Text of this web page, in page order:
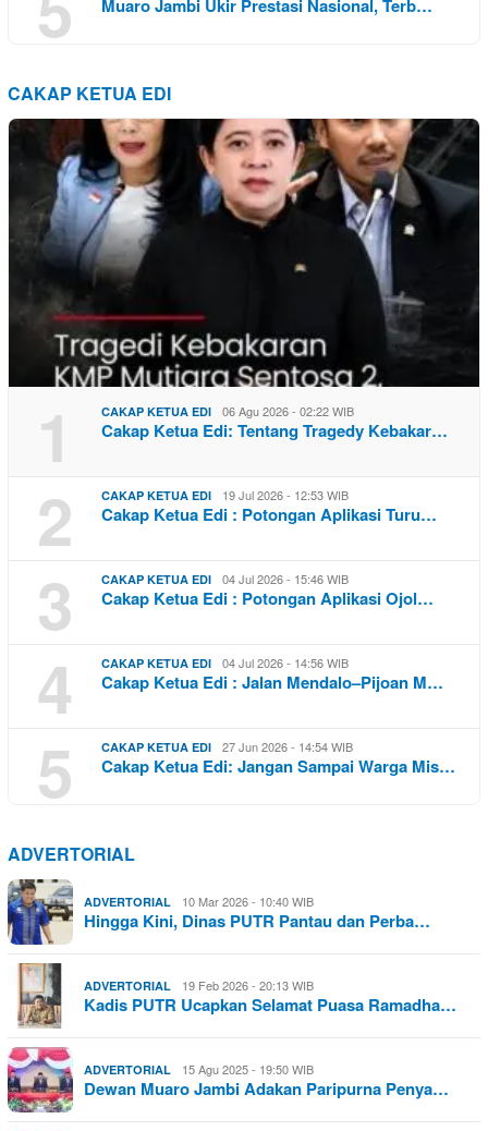
Muaro Jambi Ukir Prestasi Nasional, Terb…
CAKAP KETUA EDI
1 CAKAP KETUA EDI 06 Agu 2026 - 02:22 WIB
Cakap Ketua Edi: Tentang Tragedy Kebakar…
2 CAKAP KETUA EDI 19 Jul 2026 - 12:53 WIB
Cakap Ketua Edi : Potongan Aplikasi Turu…
3 CAKAP KETUA EDI 04 Jul 2026 - 15:46 WIB
Cakap Ketua Edi : Potongan Aplikasi Ojol…
4 CAKAP KETUA EDI 04 Jul 2026 - 14:56 WIB
Cakap Ketua Edi : Jalan Mendalo–Pijoan M…
5 CAKAP KETUA EDI 27 Jun 2026 - 14:54 WIB
Cakap Ketua Edi: Jangan Sampai Warga Mis…
ADVERTORIAL
ADVERTORIAL 10 Mar 2026 - 10:40 WIB
Hingga Kini, Dinas PUTR Pantau dan Perba…
ADVERTORIAL 19 Feb 2026 - 20:13 WIB
Kadis PUTR Ucapkan Selamat Puasa Ramadha…
ADVERTORIAL 15 Agu 2025 - 19:50 WIB
Dewan Muaro Jambi Adakan Paripurna Penya…